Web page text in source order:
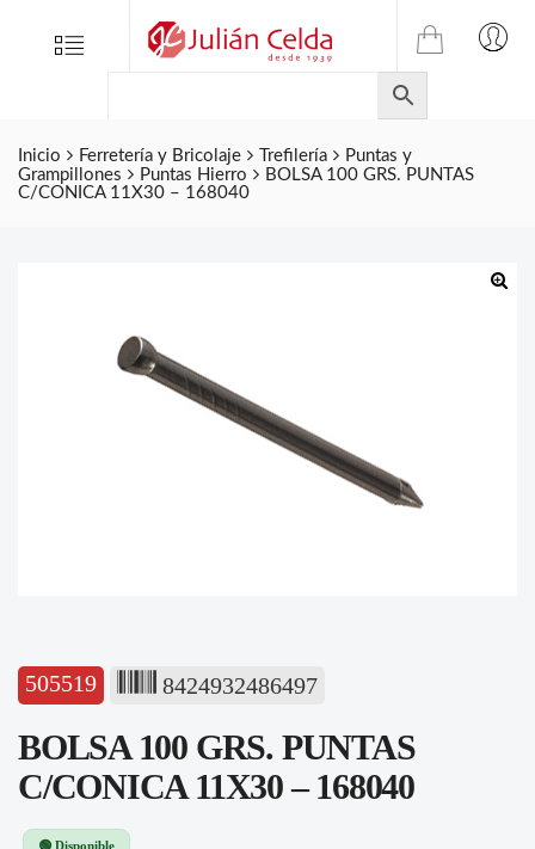
Menu
TIENDA
ONLINE
DE
JULIAN
CELDA
Inicio Ferretería y Bricolaje Trefilería
Puntas y
Grampillones
Puntas Hierro
BOLSA 100 GRS. PUNTAS
C/CONICA 11X30 – 168040
505519 8424932486497
BOLSA 100 GRS. PUNTAS
C/CONICA 11X30 – 168040
🟢 Disponible
Folletos
Contacto